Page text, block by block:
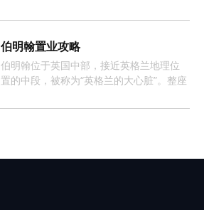
伯明翰置业攻略
伯明翰位于英国中部，接近英格兰地理位
置的中段，被称为“英格兰的大心脏”。整座
伯明翰的租房市场长期呈现供不应求的情